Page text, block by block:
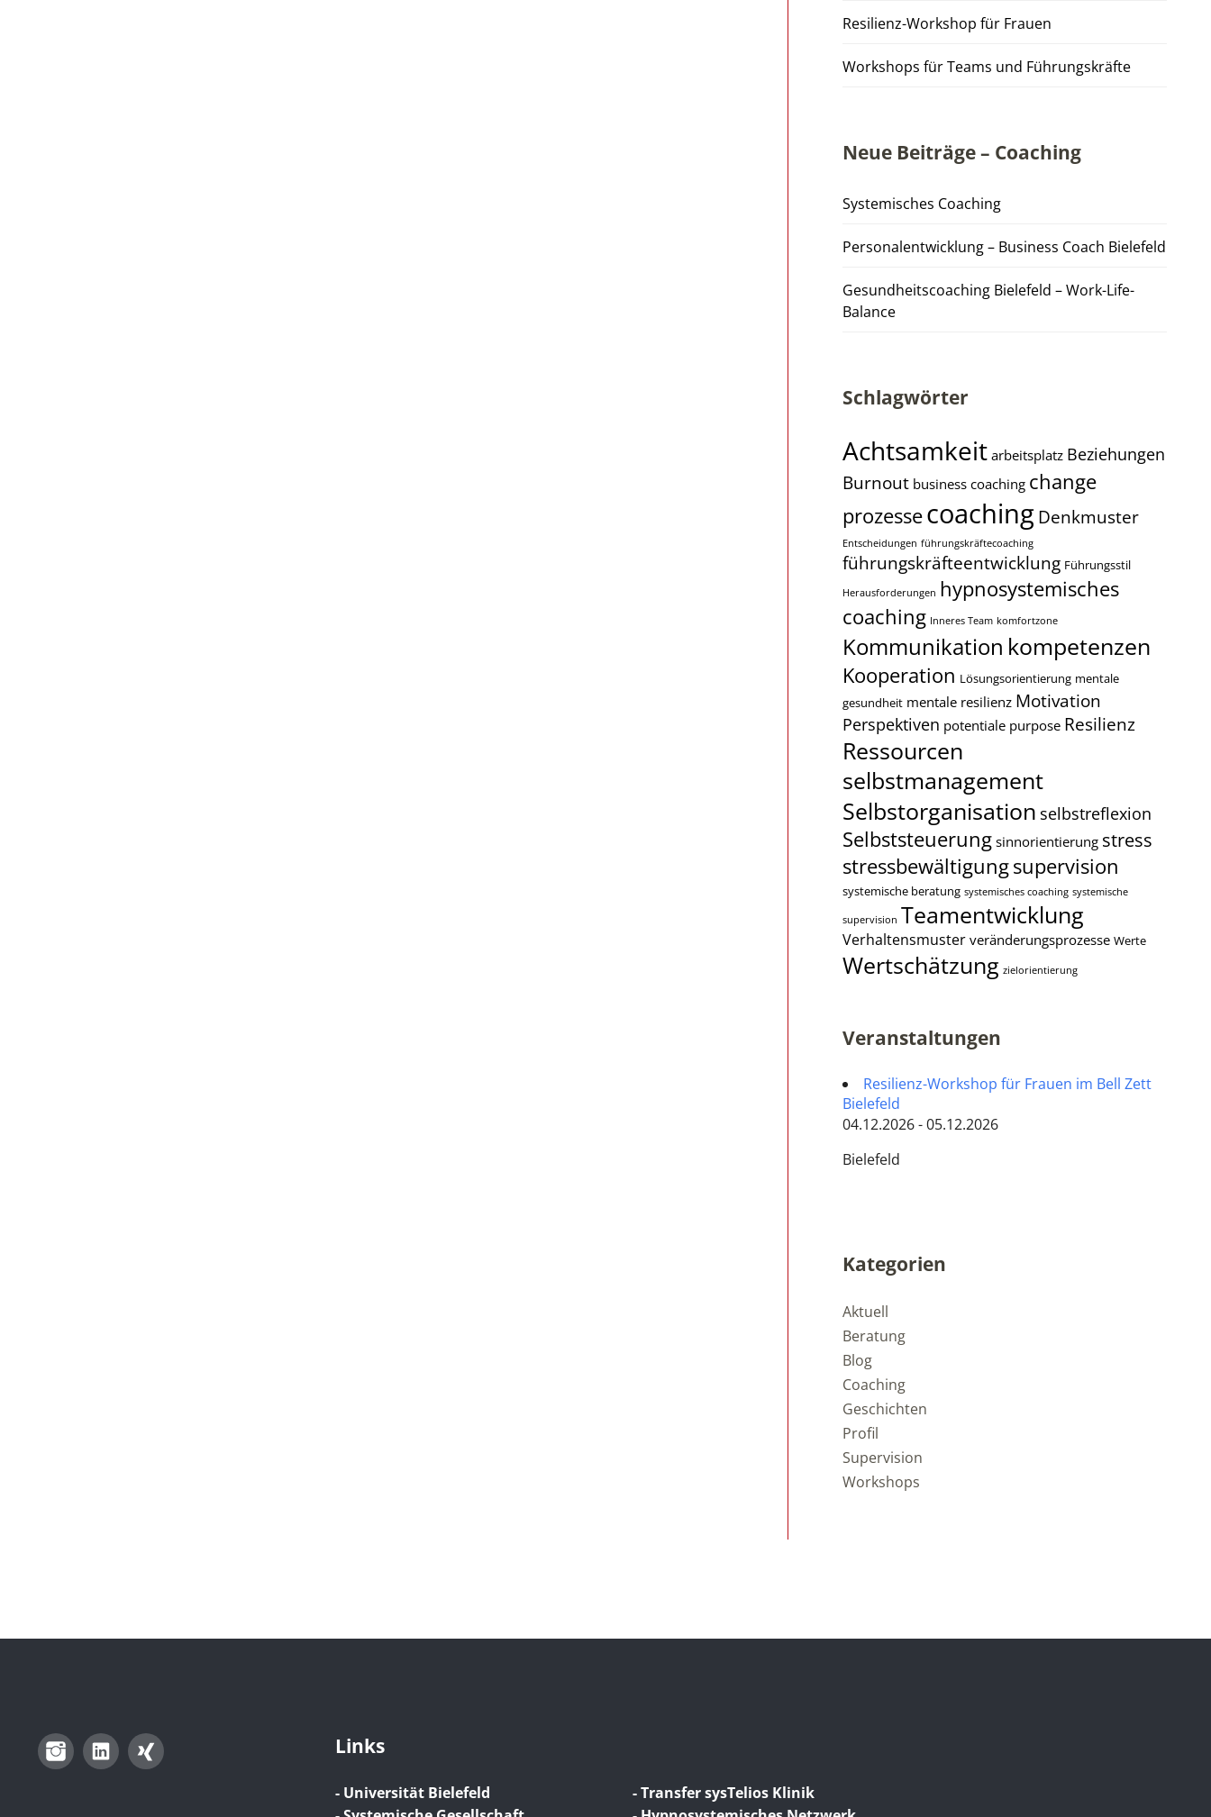
Resilienz-Workshop für Frauen
Workshops für Teams und Führungskräfte
Neue Beiträge – Coaching
Systemisches Coaching
Personalentwicklung – Business Coach Bielefeld
Gesundheitscoaching Bielefeld – Work-Life-
Balance
Schlagwörter
Achtsamkeit arbeitsplatz Beziehungen
Burnout business coaching change
prozessecoaching Denkmuster
Entscheidungen führungskräftecoaching
führungskräfteentwicklung Führungsstil
Herausforderungen hypnosystemisches
coaching Inneres Team komfortzone
Kommunikation kompetenzen
Kooperation Lösungsorientierung mentale
gesundheit mentale resilienz Motivation
Perspektiven potentiale purpose Resilienz
Ressourcen
selbstmanagement
Selbstorganisation selbstreflexion
Selbststeuerung sinnorientierung stress
stressbewältigungsupervision
systemische beratung systemisches coaching systemische
supervision Teamentwicklung
Verhaltensmuster veränderungsprozesse Werte
Wertschätzung zielorientierung
Veranstaltungen
Resilienz-Workshop für Frauen im Bell Zett
Bielefeld
04.12.2026 - 05.12.2026
Bielefeld
Kategorien
Aktuell
Beratung
Blog
Coaching
Geschichten
Profil
Supervision
Workshops
InstagramLinkedIn Links
- Universität Bielefeld
- Transfer sysTelios Klinik